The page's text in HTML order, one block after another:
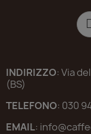
INDIRIZZO: Via
(BS)
TELEFONO: 030
EMAIL: